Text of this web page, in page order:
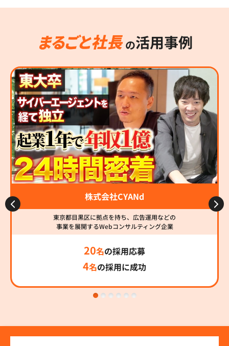
の活用事例
株式会社CYANd
東京都目黒区に拠点を持ち、広告運用などの
事業を展開するWebコンサルティング企業
20名の採用応募
4名の採用に成功